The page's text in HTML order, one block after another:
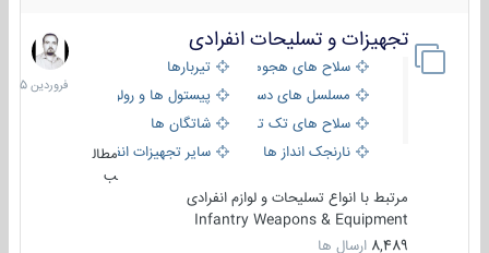
تجهیزات و تسلیحات انفرادی
سلاح های هجومی
تیربارها
مسلسل های دستی
پیستول ها و رولورها
سلاح های تک تیر اندازیشاتگان ها
نارنجک انداز ها
سایر تجهیزات انفرادی
مطال
ب
مرتبط با انواع تسلیحات و لوازم انفرادی
Infantry Weapons & Equipment
8,489 ارسال ها
17
فروردین
1405